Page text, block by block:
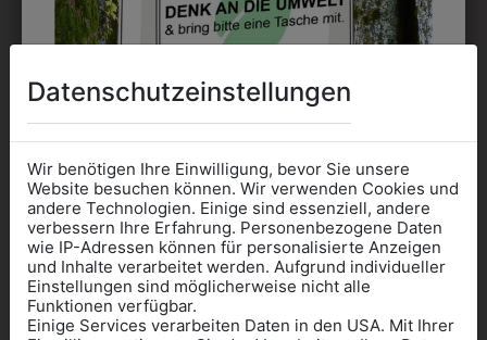
Informationen wenn Sie
Kleidung
Datenschutzeinstellungen
Wir benötigen Ihre Einwilligung, bevor Sie unsere
Website besuchen können. Wir verwenden Cookies und
andere Technologien. Einige sind essenziell, andere
verbessern Ihre Erfahrung. Personenbezogene Daten
wie IP-Adressen können für personalisierte Anzeigen
und Inhalte verarbeitet werden. Aufgrund individueller
Einstellungen sind möglicherweise nicht alle
Funktionen verfügbar.
Einige Services verarbeiten Daten in den USA. Mit Ihrer